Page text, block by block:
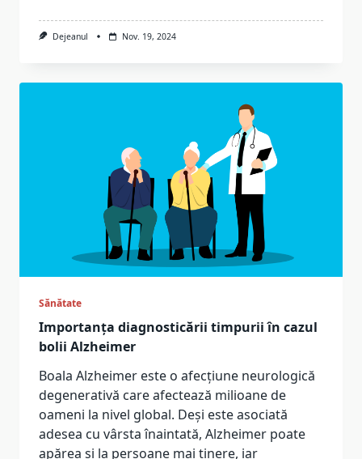
Dejeanul Nov. 19, 2024
Sănătate
Importanța diagnosticării timpurii în cazul
bolii Alzheimer
Boala Alzheimer este o afecțiune neurologică
degenerativă care afectează milioane de
oameni la nivel global. Deși este asociată
adesea cu vârsta înaintată, Alzheimer poate
apărea și la persoane mai tinere, iar